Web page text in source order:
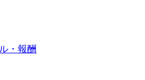
・報酬